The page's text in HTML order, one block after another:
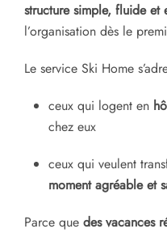
structure simple, fluide et
l’organisation dès le
Le service Ski Home
ceux qui logent en
chez eux
ceux qui veulent
moment agréable et
Parce que des vacances